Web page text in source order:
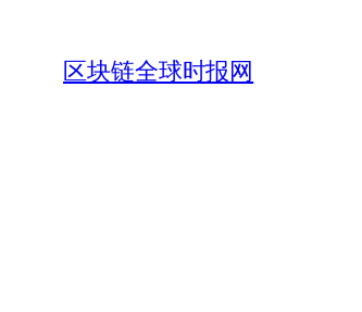
区块链全球时报网